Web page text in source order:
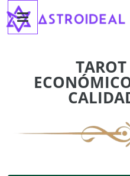
Saltar
contenido
Astroideal